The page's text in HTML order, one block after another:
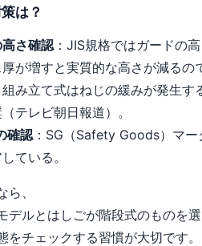
は？
さ確認 ：JIS規格ではガードの
が増すと実質的な高さが減るの
組み立て式はねじの緩みが発生
テレビ朝日報道）。
確認 ：SG（Safety Goods）マ
ている。
、
デルとはしごが階段式のものを
をチェックする習慣が大切です。